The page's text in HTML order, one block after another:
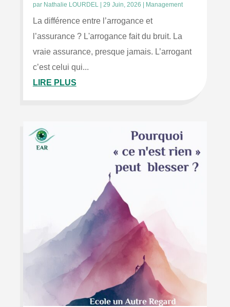
par Nathalie LOURDEL | 29 Juin, 2026 | Management
La différence entre l’arrogance et
l’assurance ? L'arrogance fait du bruit. La
vraie assurance, presque jamais. L’arrogant
c’est celui qui...
LIRE PLUS